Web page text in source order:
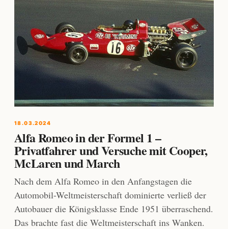
18.03.2024
Alfa Romeo in der Formel 1 –
Privatfahrer und Versuche mit Cooper,
McLaren und March
Nach dem Alfa Romeo in den Anfangstagen die
Automobil-Weltmeisterschaft dominierte verließ der
Autobauer die Königsklasse Ende 1951 überraschend.
Das brachte fast die Weltmeisterschaft ins Wanken.